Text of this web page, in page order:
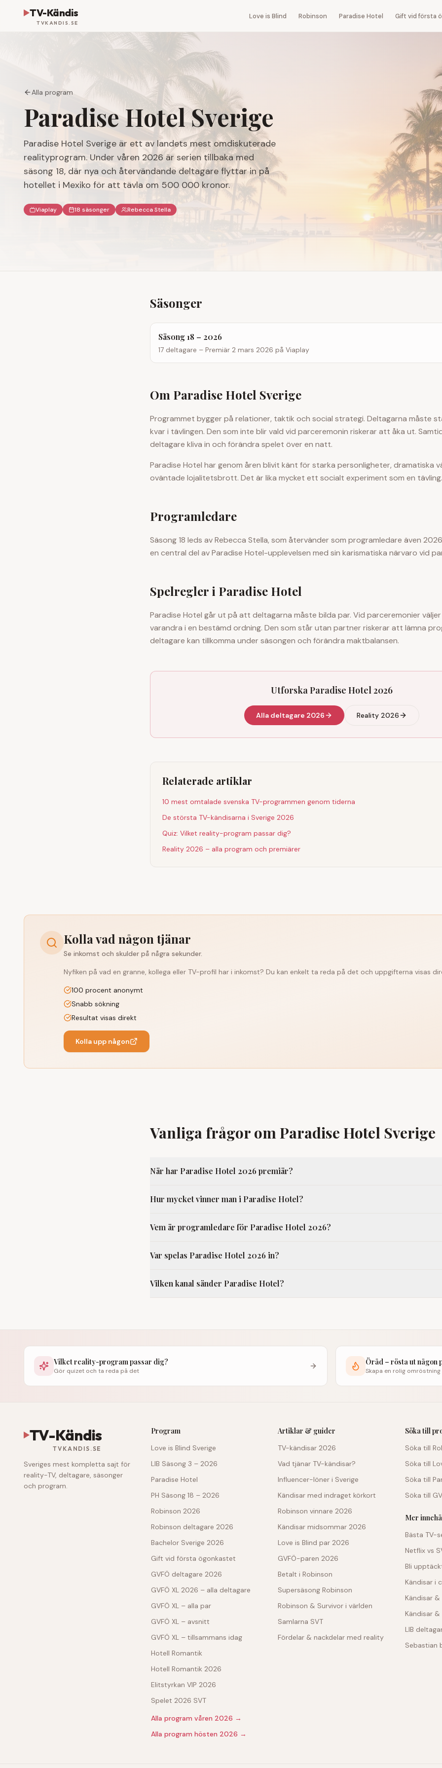
TV-Kändis
TVKANDIS.SE
Love is Blind Robinson Paradise Hotel Gift vid första
Alla program
Paradise Hotel Sverige
Paradise Hotel Sverige är ett av landets mest omdiskuterade
realityprogram. Under våren 2026 är serien tillbaka med
säsong 18, där nya och återvändande deltagare flyttar in på
hotellet i Mexiko för att tävla om 500 000 kronor.
Viaplay 18 säsonger Rebecca Stella
Säsonger
Säsong 18 – 2026
17 deltagare – Premiär 2 mars 2026 på Viaplay
Om Paradise Hotel Sverige
Programmet bygger på relationer, taktik och social strategi. Deltagarna måste
kvar i tävlingen. Den som inte blir vald vid parceremonin riskerar att åka ut.
deltagare kliva in och förändra spelet över en natt.
Paradise Hotel har genom åren blivit känt för starka personligheter, dramatiska
oväntade lojalitetsbrott. Det är lika mycket ett socialt experiment som en tävling.
Programledare
Säsong 18 leds av Rebecca Stella, som återvänder som programledare även
en central del av Paradise Hotel-upplevelsen med sin karismatiska närvaro vid
Spelregler i Paradise Hotel
Paradise Hotel går ut på att deltagarna måste bilda par. Vid parceremonier
varandra i en bestämd ordning. Den som står utan partner riskerar att lämna
deltagare kan tillkomma under säsongen och förändra maktbalansen.
Utforska Paradise Hotel 2026
Alla deltagare 2026 Reality 2026
Relaterade artiklar
10 mest omtalade svenska TV-programmen genom tiderna
De största TV-kändisarna i Sverige 2026
Quiz: Vilket reality-program passar dig?
Reality 2026 – alla program och premiärer
Kolla vad någon tjänar
Se inkomst och skulder på några sekunder.
Nyfiken på vad en granne, kollega eller TV-profil har i inkomst? Du kan enkelt ta reda på det och uppgifterna visas
100 procent anonymt
Snabb sökning
Resultat visas direkt
Kolla upp någon
Vanliga frågor om Paradise Hotel Sverige
När har Paradise Hotel 2026 premiär?
Hur mycket vinner man i Paradise Hotel?
Vem är programledare för Paradise Hotel 2026?
Var spelas Paradise Hotel 2026 in?
Vilken kanal sänder Paradise Hotel?
Vilket reality-program passar dig?
Gör quizet och ta reda på det
Öråd – rösta ut någon
Skapa en rolig omröstning
TV-Kändis
TVKANDIS.SE
Sveriges mest kompletta sajt för
reality-TV, deltagare, säsonger
och program.
Program
Love is Blind Sverige
LIB Säsong 3 – 2026
Paradise Hotel
PH Säsong 18 – 2026
Robinson 2026
Robinson deltagare 2026
Bachelor Sverige 2026
Gift vid första ögonkastet
GVFÖ deltagare 2026
GVFÖ XL 2026 – alla deltagare
GVFÖ XL – alla par
GVFÖ XL – avsnitt
GVFÖ XL – tillsammans idag
Hotell Romantik
Hotell Romantik 2026
Elitstyrkan VIP 2026
Spelet 2026 SVT
Alla program våren 2026 →
Alla program hösten 2026 →
Artiklar & guider
TV-kändisar 2026
Vad tjänar TV-kändisar?
Influencer-löner i Sverige
Kändisar med indraget körkort
Robinson vinnare 2026
Kändisar midsommar 2026
Love is Blind par 2026
GVFÖ-paren 2026
Betalt i Robinson
Supersäsong Robinson
Robinson & Survivor i världen
Samlarna SVT
Fördelar & nackdelar med reality
Söka till
Söka till
Söka till
Söka till
Söka till
Mer
Bästa TV-
Netflix vs
Bli
Kändisar i
Kändisar &
Kändisar &
LIB
Sebastian